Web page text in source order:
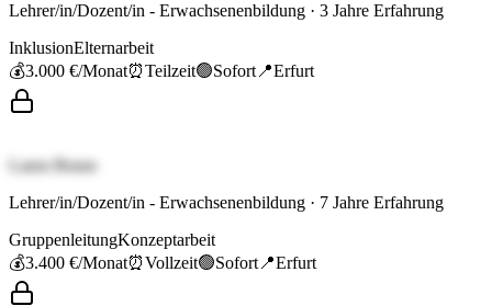
Lehrer/in/Dozent/in - Erwachsenenbildung · 3 Jahre Erfahrung
InklusionElternarbeit
💰3.000 €/Monat⏰Teilzeit🟢Sofort 📍Erfurt
Laura Braun
Lehrer/in/Dozent/in - Erwachsenenbildung · 7 Jahre Erfahrung
GruppenleitungKonzeptarbeit
💰3.400 €/Monat⏰Vollzeit🟢Sofort 📍Erfurt